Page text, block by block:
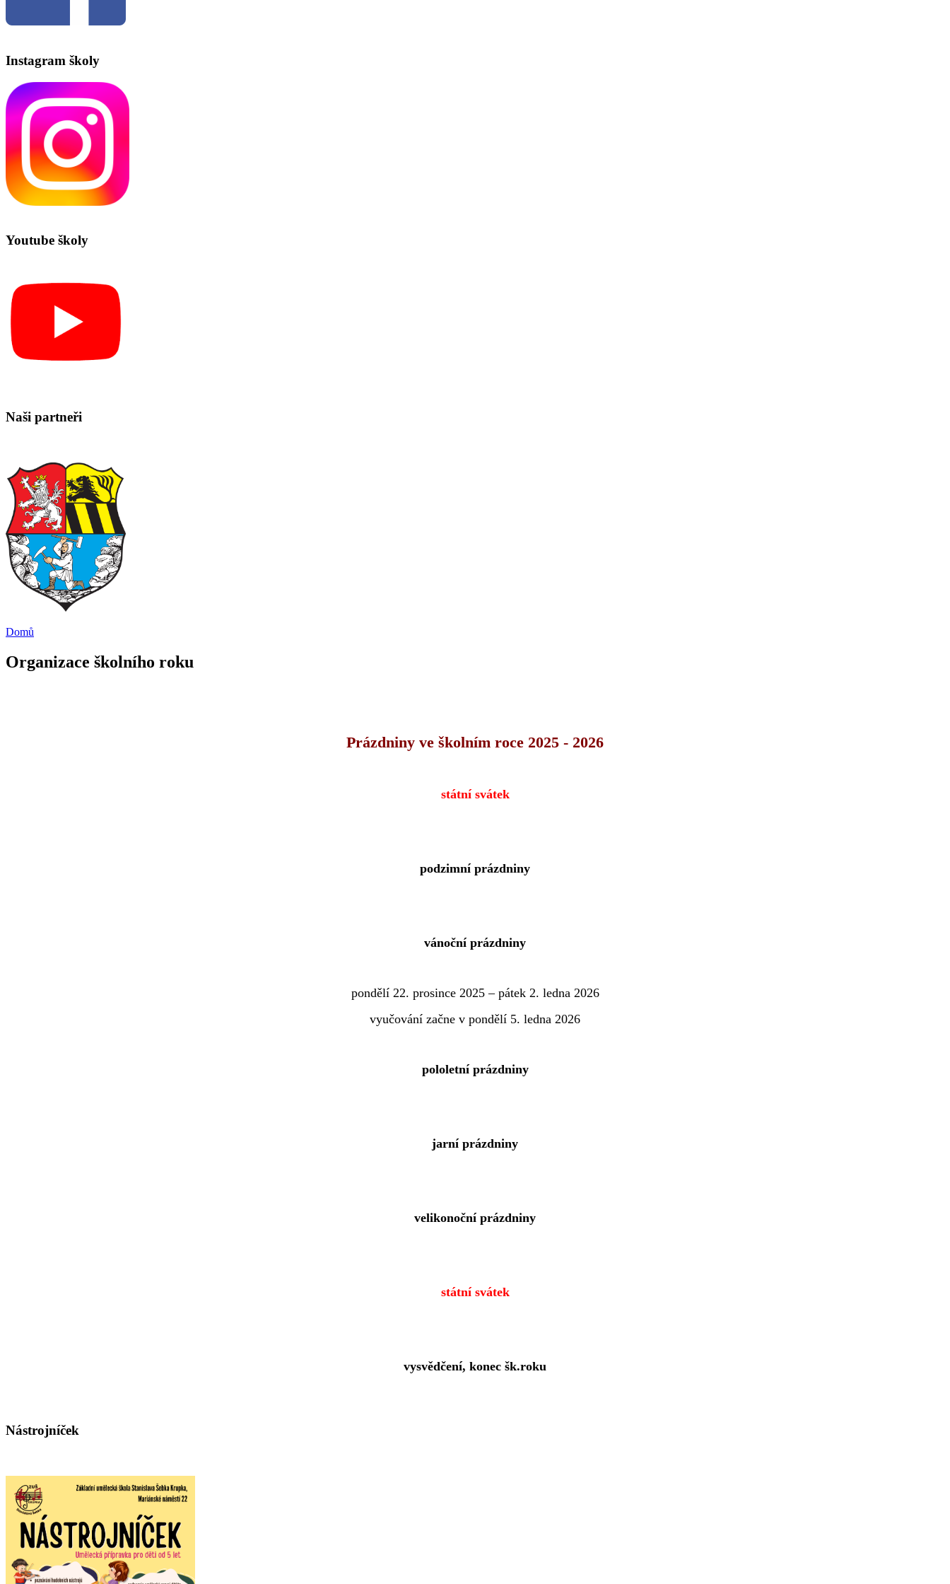
Instagram školy
Youtube školy
Naši partneři
Domů
Organizace školního roku
Prázdniny ve školním roce 2025 - 2026
státní svátek
podzimní prázdniny
vánoční prázdniny
pondělí 22. prosince 2025 – pátek 2. ledna 2026
vyučování začne v pondělí 5. ledna 2026
pololetní prázdniny
jarní prázdniny
velikonoční prázdniny
státní svátek
vysvědčení, konec šk.roku
Nástrojníček